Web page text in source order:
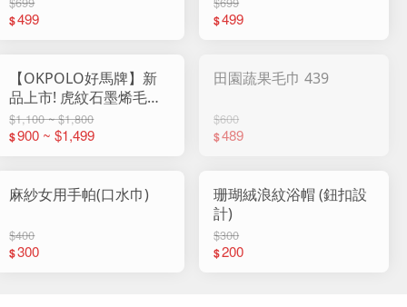
$499 $499
【OKPOLO好馬牌】新
品上市! 虎紋石墨烯毛巾
(12入組)
$1,100 ~ $1,800
$900 ~ $1,499
田園蔬果毛巾 439
$600
$489
麻紗女用手帕(口水巾)
$400
$300
珊瑚絨浪紋浴帽 (鈕扣設
計)
$300
$200